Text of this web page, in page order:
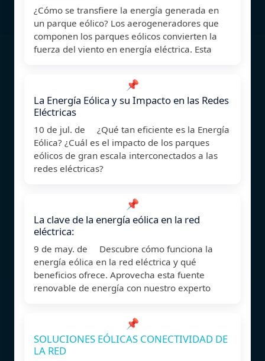
¿Cómo se transfiere la energía generada en
un parque eólico? Los aerogeneradores que
componen los parques eólicos convierten la
fuerza del viento en energía eléctrica. Esta
📌
La Energía Eólica y su Impacto en las Redes
Eléctricas
10 de jul. de ¿Qué tan eficiente es la Energía
Eólica? ¿Cuál es el impacto de los parques
eólicos de gran escala interconectados a las
redes eléctricas?
📌
La clave de la energía eólica en la red
eléctrica:
9 de may. de Descubre cómo funciona la
energía eólica en la red eléctrica y qué
beneficios ofrece. Aprovecha esta fuente
renovable de energía con nuestro experto
📌
SOLUCIONES EÓLICAS CONECTIVIDAD DE
LA RED